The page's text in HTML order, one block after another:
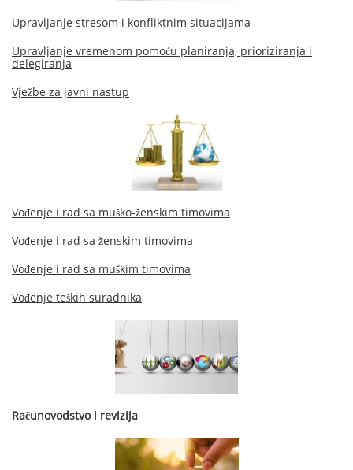
Upravljanje stresom i konfliktnim situacijama
Upravljanje vremenom pomoću planiranja, prioriziranja i
delegiranja
Vježbe za javni nastup
Vođenje i rad sa muško-ženskim timovima
Vođenje i rad sa ženskim timovima
Vođenje i rad sa muškim timovima
Vođenje teških suradnika
Računovodstvo i revizija